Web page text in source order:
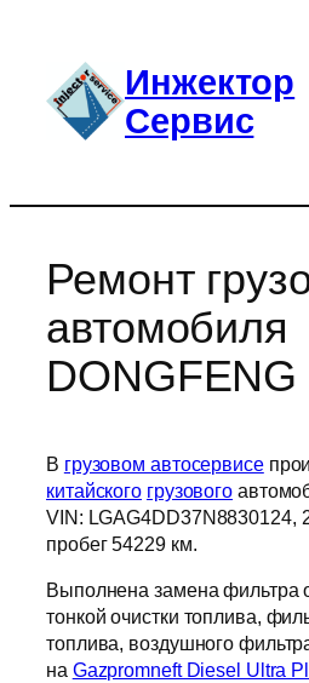
содержимомуИнжектор
Сервис
Ремонт
автомобиля
DONGFENG
В грузовом автосервисе
китайского грузового
VIN: LGAG4DD37N8830124,
пробег 54229 км.
Выполнена замена фильтра
тонкой очистки топлива,
топлива, воздушного
на Gazpromneft Diesel Ultra